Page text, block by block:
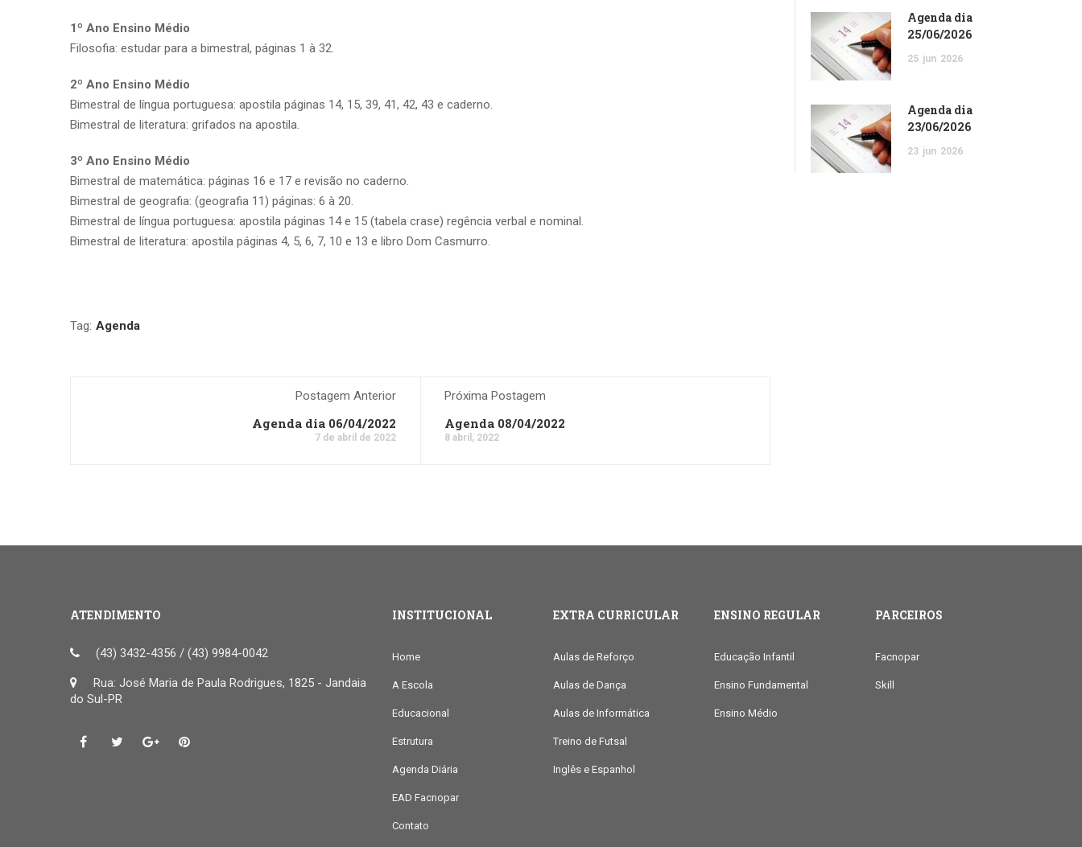
1º Ano Ensino Médio
Filosofia: estudar para a bimestral, páginas 1 à 32.
2º Ano Ensino Médio
Bimestral de língua portuguesa: apostila páginas 14, 15, 39, 41, 42, 43 e caderno.
Bimestral de literatura: grifados na apostila.
3º Ano Ensino Médio
Bimestral de matemática: páginas 16 e 17 e revisão no caderno.
Bimestral de geografia: (geografia 11) páginas: 6 à 20.
Bimestral de língua portuguesa: apostila páginas 14 e 15 (tabela crase) regência verbal e nominal.
Bimestral de literatura: apostila páginas 4, 5, 6, 7, 10 e 13 e libro Dom Casmurro.
Tag: Agenda
Postagem Anterior
Agenda dia 06/04/2022
7 de abril de 2022
Próxima Postagem
Agenda 08/04/2022
8 abril, 2022
Agenda dia
25/06/2026
25 jun 2026
Agenda dia
23/06/2026
23 jun 2026
ATENDIMENTO
(43) 3432-4356 / (43) 9984-0042
Rua: José Maria de Paula Rodrigues, 1825 - Jandaia
do Sul-PR
INSTITUCIONAL
Home
A Escola
Educacional
Estrutura
Agenda Diária
EAD Facnopar
Contato
EXTRA CURRICULAR
Aulas de Reforço
Aulas de Dança
Aulas de Informática
Treino de Futsal
Inglês e Espanhol
ENSINO REGULAR
Educação Infantil
Ensino Fundamental
Ensino Médio
PARCEIROS
Facnopar
Skill